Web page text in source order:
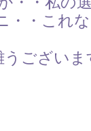
・・これ
うございま